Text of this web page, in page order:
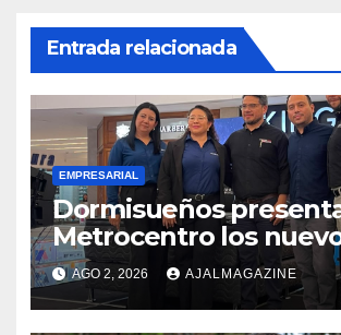
Entrada relacionada
EMPRESARIAL
Dormisueños
Metrocentro los
modelos Muna Care
Comfort Life:
calidad en descanso
AGO 2, 2026 AJALMAGAZINE